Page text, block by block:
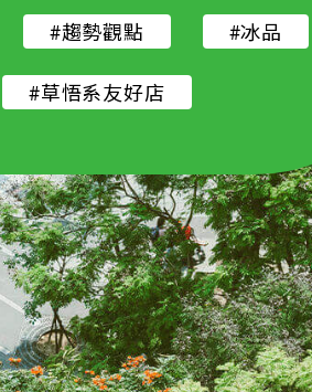
#趨勢觀點 #冰品
#草悟系友好店